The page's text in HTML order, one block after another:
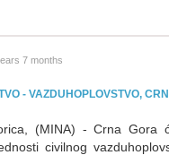
7 months
- VAZDUHOPLOVSTVO,
(MINA) - Crna Gora
civilnog